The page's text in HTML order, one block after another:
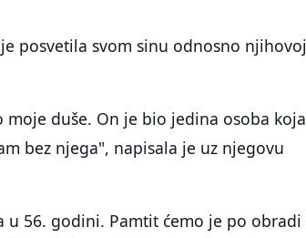
posvetila svom sinu odnosno
duše. On je bio jedina osoba
bez njega", napisala je uz njegovu
u 56. godini. Pamtit ćemo je po obradi